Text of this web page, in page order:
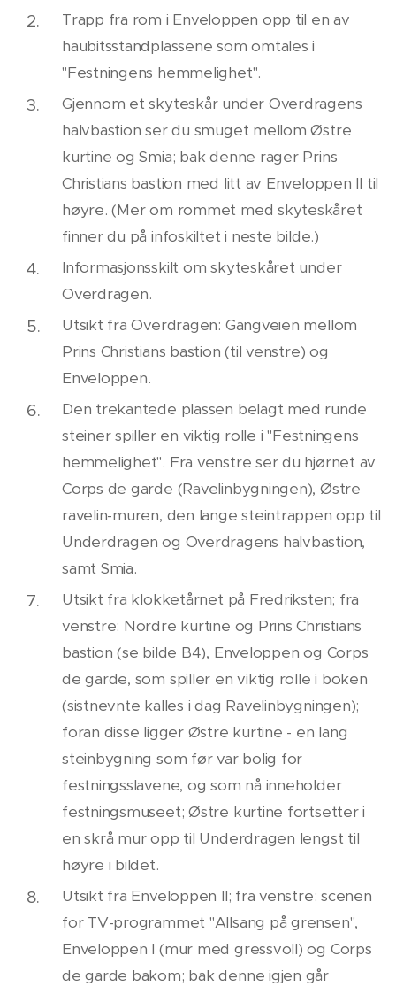
Trapp fra rom i Enveloppen opp til en av
haubitsstandplassene som omtales i
"Festningens hemmelighet".
Gjennom et skyteskår under Overdragens
halvbastion ser du smuget mellom Østre
kurtine og Smia; bak denne rager Prins
Christians bastion med litt av Enveloppen II til
høyre. (Mer om rommet med skyteskåret
finner du på infoskiltet i neste bilde.)
Informasjonsskilt om skyteskåret under
Overdragen.
Utsikt fra Overdragen: Gangveien mellom
Prins Christians bastion (til venstre) og
Enveloppen.
Den trekantede plassen belagt med runde
steiner spiller en viktig rolle i "Festningens
hemmelighet". Fra venstre ser du hjørnet av
Corps de garde (Ravelinbygningen), Østre
ravelin-muren, den lange steintrappen opp til
Underdragen og Overdragens halvbastion,
samt Smia.
Utsikt fra klokketårnet på Fredriksten; fra
venstre: Nordre kurtine og Prins Christians
bastion (se bilde B4), Enveloppen og Corps
de garde, som spiller en viktig rolle i boken
(sistnevnte kalles i dag Ravelinbygningen);
foran disse ligger Østre kurtine - en lang
steinbygning som før var bolig for
festningsslavene, og som nå inneholder
festningsmuseet; Østre kurtine fortsetter i
en skrå mur opp til Underdragen lengst til
høyre i bildet.
Utsikt fra Enveloppen II; fra venstre: scenen
for TV-programmet "Allsang på grensen",
Enveloppen I (mur med gressvoll) og Corps
de garde bakom; bak denne igjen går